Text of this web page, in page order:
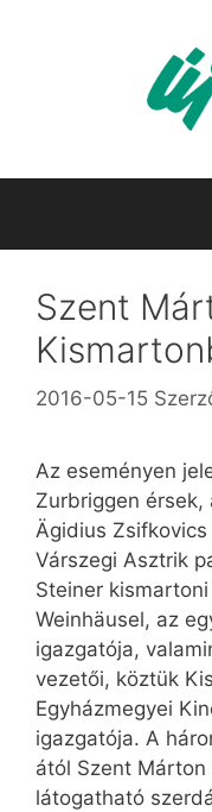
Szent
2016-05-15
Az eseményen
Zurbriggen érsek,
Ägidius
Várszegi Asztrik
Steiner
Weinhäusel, az
igazgatója,
vezetői, köztük
Egyházmegyei
igazgatója. A
ától Szent Márton
látogatható